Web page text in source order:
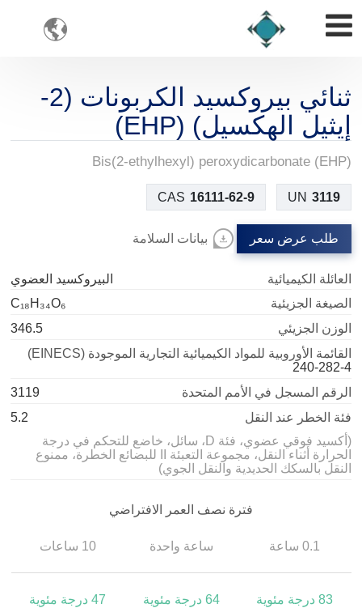

ثنائي بيروكسيد الكربونات (2-
إيثيل الهكسيل) (EHP)
Bis(2-ethylhexyl) peroxydicarbonate (EHP)
CAS 16111-62-9 UN 3119
طلب عرض سعر بيانات السلامة
العائلة الكيميائية
البيروكسيد العضوي
الصيغة الجزيئية
C₁₈H₃₄O₆
الوزن الجزيئي
346.5
القائمة الأوروبية للمواد الكيميائية التجارية الموجودة (EINECS)
240-282-4
الرقم المسجل في الأمم المتحدة
3119
فئة الخطر عند النقل
5.2
(أكسيد فوقي عضوي، فئة D، سائل، خاضع للتحكم في درجة
الحرارة أثناء النقل، مجموعة التعبئة II للبضائع الخطرة، ممنوع
النقل بالسكك الحديدية والنقل الجوي)
فترة نصف العمر الافتراضي
0.1 ساعة
83 درجة مئوية
ساعة واحدة
64 درجة مئوية
10 ساعات
47 درجة مئوية